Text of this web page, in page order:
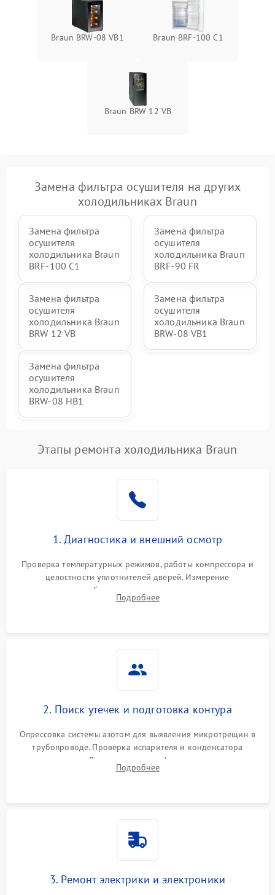
Braun BRW-08 VB1 Braun BRF-100 C1
Braun BRW 12 VB
Замена фильтра осушителя на других
холодильниках Braun
Замена фильтра
осушителя
холодильника Braun
BRF-100 C1
Замена фильтра
осушителя
холодильника Braun
BRF-90 FR
Замена фильтра
осушителя
холодильника Braun
BRW 12 VB
Замена фильтра
осушителя
холодильника Braun
BRW-08 VB1
Замена фильтра
осушителя
холодильника Braun
BRW-08 HB1
Этапы ремонта холодильника Braun
1. Диагностика и внешний осмотр
Проверка температурных режимов, работы компрессора и
целостности уплотнителей дверей. Измерение
сопротивления обмоток мотора, проверка термостата и
считывание кодов ошибок с электронного дисплея.
Подробнее
2. Поиск утечек и подготовка контура
Опрессовка системы азотом для выявления микротрещин в
трубопроводе. Проверка испарителя и конденсатора
течеискателем. Демонтаж старого фильтра-осушителя и
продувка капиллярной трубки для устранения засоров.
Подробнее
3. Ремонт электрики и электроники